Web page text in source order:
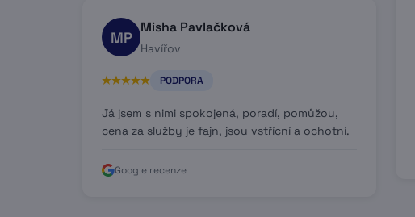
MP
Misha Pavlačková
Havířov
PODPORA
Já jsem s nimi spokojená, poradí, pomůžou,
cena za služby je fajn, jsou vstřícní a ochotní.
Google recenze